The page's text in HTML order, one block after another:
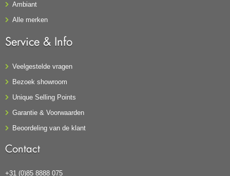
Ambiant
Alle merken
Service & Info
Veelgestelde vragen
Bezoek showroom
Unique Selling Points
Garantie & Voorwaarden
Beoordeling van de klant
Contact
+31 (0)85 8888 075